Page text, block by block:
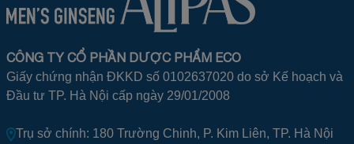
CÔNG TY CỔ PHẦN DƯỢC PHẨM ECO
Giấy chứng nhận ĐKKD số 0102637020 do sở Kế hoạch và
Đầu tư TP. Hà Nội cấp ngày 29/01/2008
Trụ sở chính: 180 Trường Chinh, P. Kim Liên, TP. Hà Nội